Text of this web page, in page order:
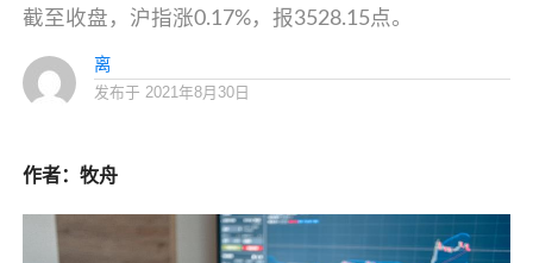
截至收盘，沪指涨0.17%，报3528.15点。
离
发布于 2021年8月30日
作者：牧舟